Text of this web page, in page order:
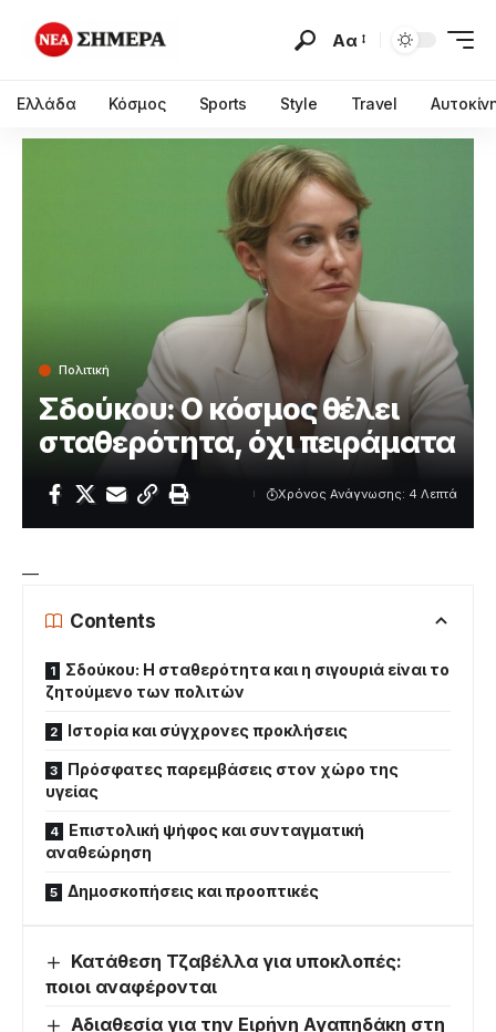
Αα
Ελλάδα Κόσμος Sports Style Travel
Πολιτική
Σδούκου: Ο κόσμος θέλει
σταθερότητα, όχι πειράματα
Χρόνος Ανάγνωσης: 4 Λεπτά
—
Contents
Σδούκου: Η σταθερότητα και η σιγουριά είναι το
ζητούμενο των πολιτών
Ιστορία και σύγχρονες προκλήσεις
Πρόσφατες παρεμβάσεις στον χώρο της
υγείας
Επιστολική ψήφος και συνταγματική
αναθεώρηση
Δημοσκοπήσεις και προοπτικές
Κατάθεση Τζαβέλλα για υποκλοπές:
ποιοι αναφέρονται
Αδιαθεσία για την Ειρήνη Αγαπηδάκη στη